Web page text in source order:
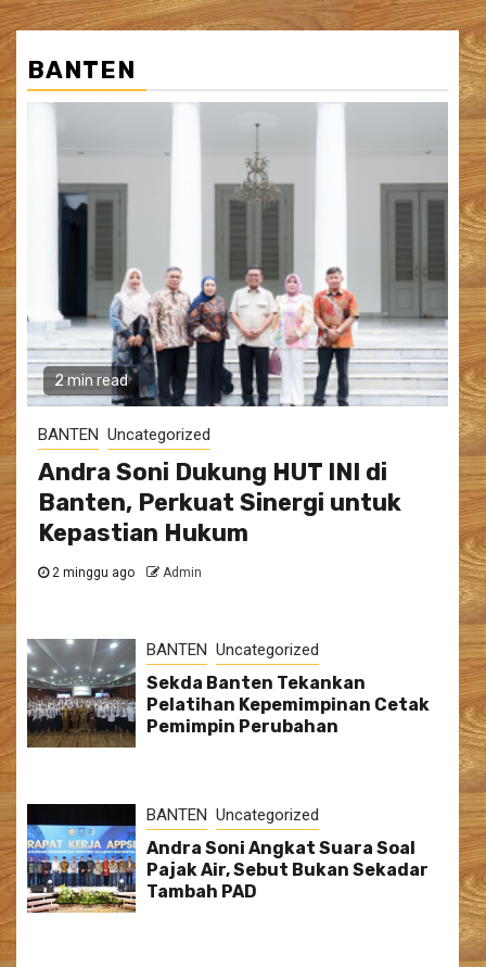
BANTEN
2 min read
BANTEN Uncategorized
Andra Soni Dukung HUT INI di
Banten, Perkuat Sinergi untuk
Kepastian Hukum
2 minggu ago Admin
BANTEN Uncategorized
Sekda Banten Tekankan
Pelatihan Kepemimpinan Cetak
Pemimpin Perubahan
BANTEN Uncategorized
Andra Soni Angkat Suara Soal
Pajak Air, Sebut Bukan Sekadar
Tambah PAD